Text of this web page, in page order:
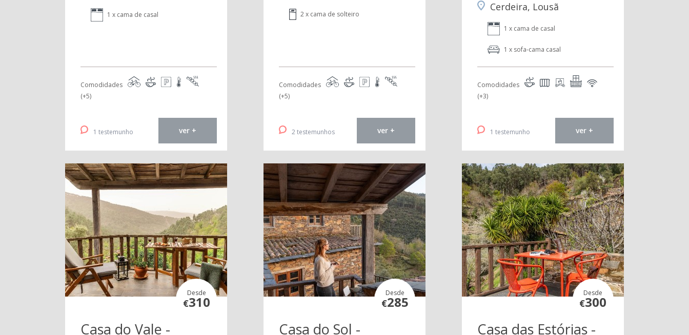
1 x cama de casal
Comodidades
(+5)
1 testemunho ver +
2 x cama de solteiro
Comodidades
(+5)
2 testemunhos ver +
Cerdeira, Lousã
1 x cama de casal
1 x sofa-cama casal
Comodidades
(+3)
1 testemunho ver +
Desde
€310
Casa do Vale -
Desde
€285
Casa do Sol -
Desde
€300
Casa das Estórias -